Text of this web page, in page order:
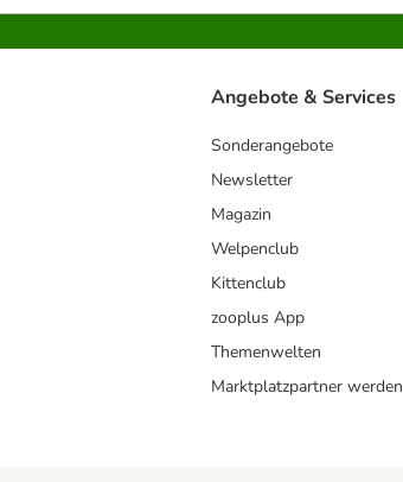
Angebote & Services
Sonderangebote
Newsletter
Magazin
Welpenclub
Kittenclub
zooplus App
Themenwelten
Marktplatzpartner werden